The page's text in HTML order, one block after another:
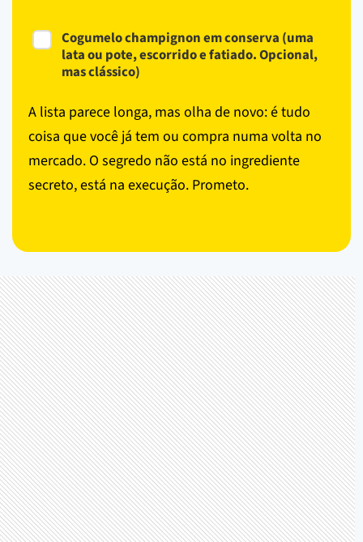
Cogumelo champignon em conserva (uma
lata ou pote, escorrido e fatiado. Opcional,
mas clássico)
A lista parece longa, mas olha de novo: é tudo
coisa que você já tem ou compra numa volta no
mercado. O segredo não está no ingrediente
secreto, está na execução. Prometo.